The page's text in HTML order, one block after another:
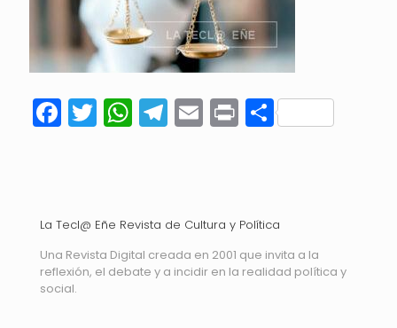
Facebook
Twitter
WhatsApp
Telegram
Email
Print
La Tecl@ Eñe Revista de Cultura y Política
Una Revista Digital creada en 2001 que invita a la
reflexión, el debate y a incidir en la realidad política y
social.